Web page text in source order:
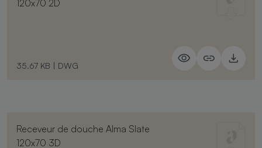
120x70 2D
35.67 KB | DWG
Receveur de douche Alma Slate
120x70 3D